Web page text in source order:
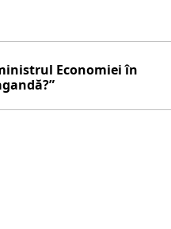
Economiei în